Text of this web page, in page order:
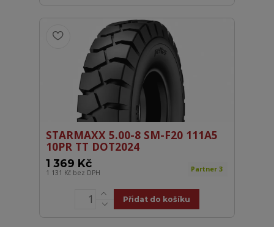
STARMAXX 5.00-8 SM-F20 111A5
10PR TT DOT2024
1 369 Kč
1 131 Kč bez DPH Partner 3
Přidat do košíku